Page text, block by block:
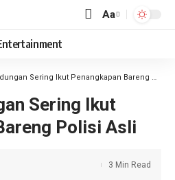
Aa
Sering Ikut Penangkapan Bareng Polisi Asli
Sering Ikut
Polisi Asli
3 Min Read